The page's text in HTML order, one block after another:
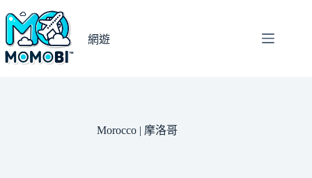
主
要
網遊
Morocco | 摩洛哥